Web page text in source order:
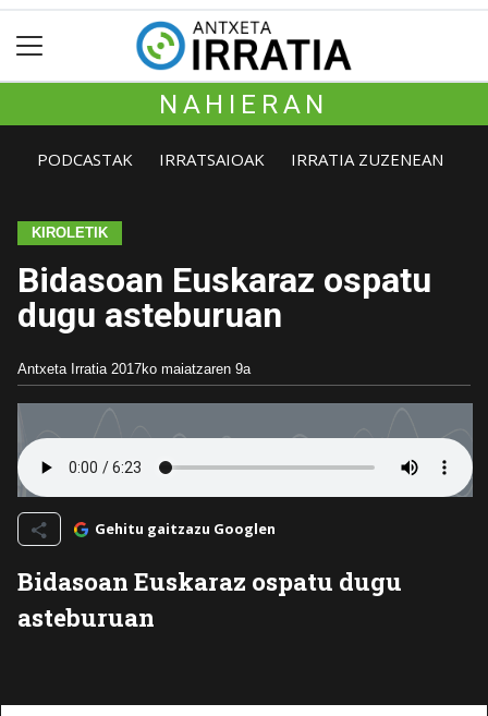
NAHIERAN
PODCASTAK IRRATSAIOAK IRRATIA ZUZENEAN
KIROLETIK
Bidasoan Euskaraz ospatu
dugu asteburuan
Antxeta Irratia 2017ko maiatzaren 9a
Gehitu gaitzazu Googlen
Bidasoan Euskaraz ospatu dugu
asteburuan